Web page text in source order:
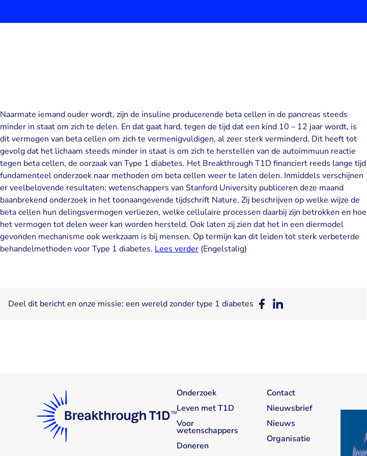
Naarmate iemand ouder wordt, zijn de insuline producerende beta cellen in de pancreas steeds
minder in staat om zich te delen. En dat gaat hard, tegen de tijd dat een kind 10 – 12 jaar wordt, is
dit vermogen van beta cellen om zich te vermenigvuldigen, al zeer sterk verminderd. Dit heeft tot
gevolg dat het lichaam steeds minder in staat is om zich te herstellen van de autoimmuun reactie
tegen beta cellen, de oorzaak van Type 1 diabetes. Het Breakthrough T1D financiert reeds lange tijd
fundamenteel onderzoek naar methoden om beta cellen weer te laten delen. Inmiddels verschijnen
er veelbelovende resultaten: wetenschappers van Stanford University publiceren deze maand
baanbrekend onderzoek in het toonaangevende tijdschrift Nature. Zij beschrijven op welke wijze de
beta cellen hun delingsvermogen verliezen, welke cellulaire processen daarbij zijn betrokken en hoe
het vermogen tot delen weer kan worden hersteld. Ook laten zij zien dat het in een diermodel
gevonden mechanisme ook werkzaam is bij mensen. Op termijn kan dit leiden tot sterk verbeterde
behandelmethoden voor Type 1 diabetes. Lees verder (Engelstalig)
Deel dit bericht en onze missie: een wereld zonder type 1 diabetes
DeelDeel
Onderzoek
Leven met T1D
Voor
wetenschappers
Doneren
Contact
Nieuwsbrief
Nieuws
Organisatie